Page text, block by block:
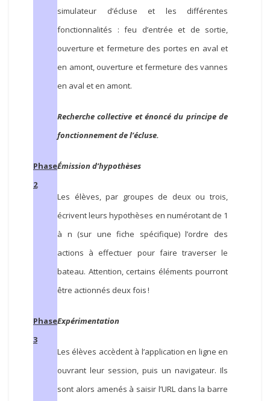
simulateur d’écluse et les différentes
fonctionnalités : feu d’entrée et de sortie,
ouverture et fermeture des portes en aval et
en amont, ouverture et fermeture des vannes
en aval et en amont.
Recherche collective et énoncé du principe de
fonctionnement de l’écluse.
Phase
2
Émission d’hypothèses
Les élèves, par groupes de deux ou trois,
écrivent leurs hypothèses en numérotant de 1
à n (sur une fiche spécifique) l’ordre des
actions à effectuer pour faire traverser le
bateau. Attention, certains éléments pourront
être actionnés deux fois !
Phase
3
Expérimentation
Les élèves accèdent à l’application en ligne en
ouvrant leur session, puis un navigateur. Ils
sont alors amenés à saisir l’URL dans la barre